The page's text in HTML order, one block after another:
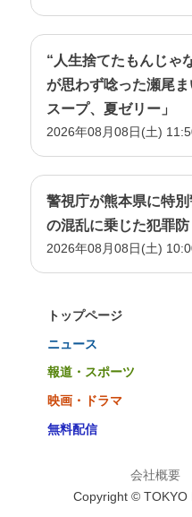
“人生捨てたもんじゃ
が思わず唸った瀬尾
スープ、夏ゼリー」
2026年08月08日(土)
警視庁が熊本県に特
の混乱に乗じた犯罪防
2026年08月08日(土)
トップページ
ニュース
報道・スポーツ
映画・ドラマ
無料配信
会社概要
Copyright © TOKYO